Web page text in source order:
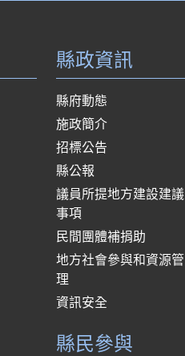
縣政資訊
縣府動態
施政簡介
招標公告
縣公報
議員所提地方建設建議
事項
民間團體補捐助
地方社會參與和資源管
理
資訊安全
縣民參與